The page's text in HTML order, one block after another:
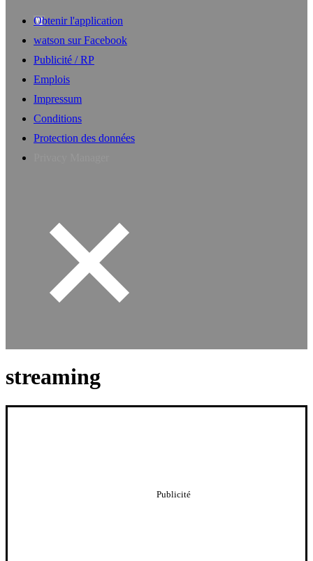
Obtenir l'application
watson sur Facebook
Publicité / RP
Emplois
Impressum
Conditions
Protection des données
streaming